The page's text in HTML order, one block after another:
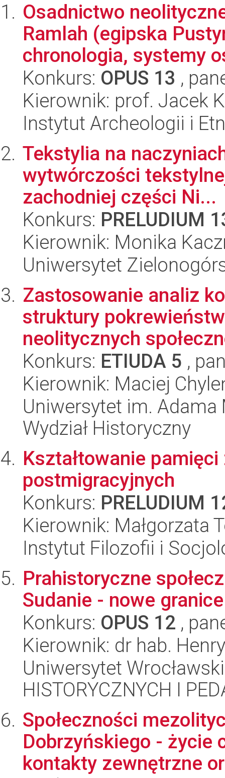
Osadnictwo
Ramlah (egipska
chronologia, systemy
Konkurs: OPUS 13 ,
Kierownik: prof. Jacek
Instytut Archeologii i
Tekstylia na
wytwórczości
zachodniej części Ni...
Konkurs: PRELUDIUM
Kierownik: Monika
Uniwersytet
Zastosowanie analiz
struktury
neolitycznych
Konkurs: ETIUDA 5 ,
Kierownik: Maciej
Uniwersytet im.
Wydział Historyczny
Kształtowanie
postmigracyjnych
Konkurs: PRELUDIUM
Kierownik: Małgorzata
Instytut Filozofii i
Prahistoryczne
Sudanie - nowe
Konkurs: OPUS 12 ,
Kierownik: dr hab.
Uniwersytet
HISTORYCZNYCH I
Społeczności
Dobrzyńskiego - życie
kontakty zewnętrzne